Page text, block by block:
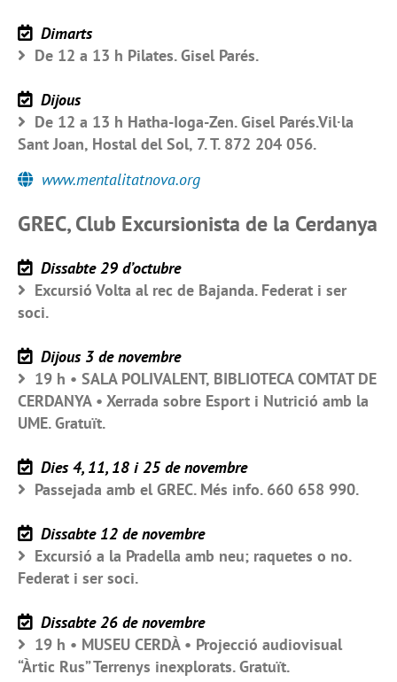
Dimarts
De 12 a 13 h Pilates. Gisel Parés.
Dijous
De 12 a 13 h Hatha-Ioga-Zen. Gisel Parés.Vil·la
Sant Joan, Hostal del Sol, 7. T. 872 204 056.
www.mentalitatnova.org
GREC, Club Excursionista de la Cerdanya
Dissabte 29 d’octubre
Excursió Volta al rec de Bajanda. Federat i ser
soci.
Dijous 3 de novembre
19 h • SALA POLIVALENT, BIBLIOTECA COMTAT DE
CERDANYA • Xerrada sobre Esport i Nutrició amb la
UME. Gratuït.
Dies 4, 11, 18 i 25 de novembre
Passejada amb el GREC. Més info. 660 658 990.
Dissabte 12 de novembre
Excursió a la Pradella amb neu; raquetes o no.
Federat i ser soci.
Dissabte 26 de novembre
19 h • MUSEU CERDÀ • Projecció audiovisual
“Àrtic Rus” Terrenys inexplorats. Gratuït.